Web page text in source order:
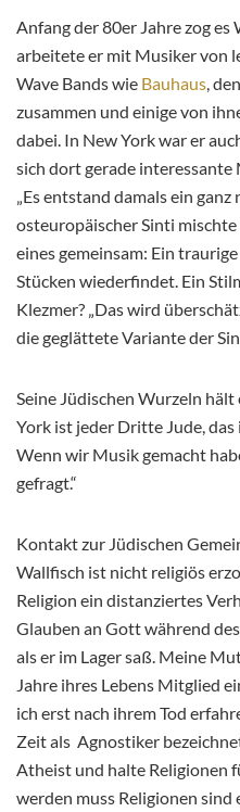
Anfang der 80er Jahre zog
arbeitete er mit Musiker von
Wave Bands wie Bauhaus, den
zusammen und einige von
dabei. In New York war er
sich dort gerade
„Es entstand damals ein
osteuropäischer Sinti
eines gemeinsam: Ein
Stücken wiederfindet. Ein
Klezmer? „Das wird
die geglättete Variante der
Seine Jüdischen Wurzeln
York ist jeder Dritte Jude,
Wenn wir Musik gemacht
gefragt.“
Kontakt zur Jüdischen
Wallfisch ist nicht religiös
Religion ein distanziertes
Glauben an Gott während
als er im Lager saß. Meine
Jahre ihres Lebens Mitglied
ich erst nach ihrem Tod
Zeit als Agnostiker
Atheist und halte Religionen
werden muss Religionen